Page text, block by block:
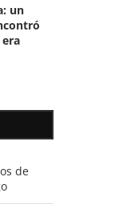
un
de